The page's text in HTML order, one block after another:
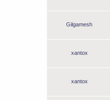
Gilgamesh
xantox
xantox